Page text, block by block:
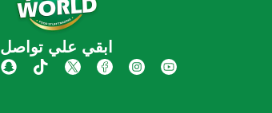
ابقي علي تواصل